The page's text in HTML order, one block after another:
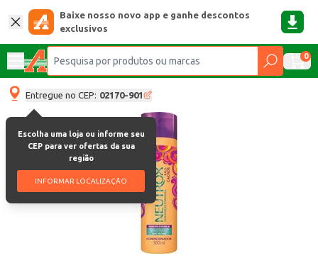
Baixe nosso novo app e ganhe descontos
exclusivos
0
Entregue no CEP: 02170-901
Escolha uma loja ou informe seu
CEP para ver ofertas da sua
região
INFORMAR LOCALIZAÇÃO